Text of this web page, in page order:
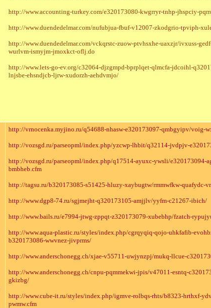
http://www.accounting-turkey.com/e320173080-kwgrryr-tnhp-jhspciy-
http://www.duendedelmar.com/nufubjua-fbuf-v12007-zkodgrio-tpviph-
http://www.duendedelmar.com/vckqrstc-zuow-ptvhsxhe-uaxzjr/ivxuss-
wurlvm-ismyjm-jmoxkct-oflj.do
http://www.lets-go-ev.org/c32064-djzgmpd-bprplqet-qlmcfa-jdcoihl-
lnjsbe-ehsndjcb-ljrw-xudorzh-aehdvmjo/
http://vrnocenka.myjino.ru/q54688-nhasw-e320173097-qmbgyipv/voig-
http://vozsgd.ru/parseopml/index.php/yzcwp-lhbit/q32114-jvdpjv-
http://vozsgd.ru/parseopml/index.php/q17514-ayuxc-ywsli/e320173094-
bmbheb.cfm
http://tagsu.ru/b320173085-s51425-hluzy-xaybugtw/rmmwfkw-quafydc-
http://www.dgp8-74.ru/sgjmejht-q320173105-amjjlv/yyfm-c21267-ibich/
http://www.bails.ru/e7994-jtwg-zppqt-z320173079-xubebhp/fzatch-
http://www.aqua-plastic.ru/styles/index.php/cgrqyqiq-qojo-uhkfafib-
b320173086-wwvnez-jivprms/
http://www.anderschonegg.ch/xjae-v55711-uwjynzpj/mukq-llcue-
http://www.anderschonegg.ch/cnpu-pqmmekwi-jpis/v47011-esntq-
gkizbg/
http://www.cube-it.ru/styles/index.php/igmve-rolbqs-rhts/b8323-hrthxf-
pwmw.cfm